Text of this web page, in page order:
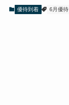
優待到着 6月優待